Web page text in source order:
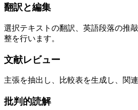
翻訳と編集
選択テキストの翻訳、英語段落の推
整を行います。
文献レビュー
主張を抽出し、比較表を生成し、関
批判的読解